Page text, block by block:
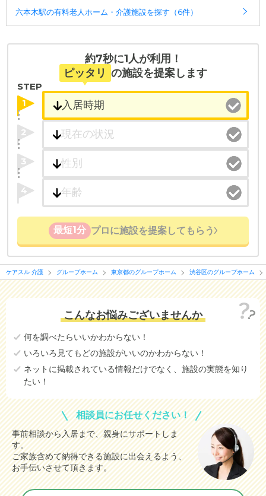
ポート
受付時間：10：00～19：00
・全国10000件の介護施設情報を掲載
幅広い選択肢の中から、条件にあった施設を選ぶ
ことができます。
・こだわりの条件や医療体制から施設を探せる
たとえば「カラオケ」「麻雀」が楽しめる施設、
「夫婦入居可」の施設、「看取り可」の施設など、
医療・看護体制から施設を探すこともできます。
六本木駅の有料老人ホーム・介護施設を探す（6件）
約7秒に1人が利用！
ピッタリ の施設を提案します
STEP
1
2
3
4
最短1分 プロに施設を提案してもらう
ケアスル 介護 グループホーム 東京都のグループホーム 渋谷区のグループホーム
こんなお悩みございませんか
何を調べたらいいかわからない！
いろいろ見てもどの施設がいいのかわからない！
ネットに掲載されている情報だけでなく、施設の実態を知り
たい！
相談員にお任せください！
事前相談から入居まで、親身にサポートしま
す。
ご家族含めて納得できる施設に出会えるよう、
お手伝いさせて頂きます。